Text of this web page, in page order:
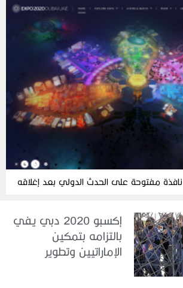
مفتوحة على الحدث الدولي بعد إغلاقه
إكسبو 2020 دبي يفي
بالتزامه بتمكين
الإماراتيين وتطوير